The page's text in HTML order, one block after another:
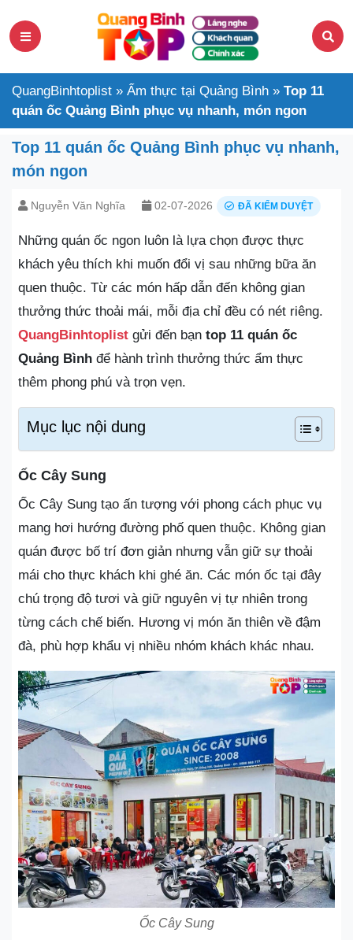
QuangBinhtoplist » Ẩm thực tại Quảng Bình » Top 11
quán ốc Quảng Bình phục vụ nhanh, món ngon
Top 11 quán ốc Quảng Bình phục vụ nhanh,
món ngon
Nguyễn Văn Nghĩa 02-07-2026 ĐÃ KIỂM DUYỆT
Những quán ốc ngon luôn là lựa chọn được thực
khách yêu thích khi muốn đổi vị sau những bữa ăn
quen thuộc. Từ các món hấp dẫn đến không gian
thưởng thức thoải mái, mỗi địa chỉ đều có nét riêng.
QuangBinhtoplist gửi đến bạn top 11 quán ốc
Quảng Bình để hành trình thưởng thức ẩm thực
thêm phong phú và trọn vẹn.
Mục lục nội dung
Ốc Cây Sung
Ốc Cây Sung tạo ấn tượng với phong cách phục vụ
mang hơi hướng đường phố quen thuộc. Không gian
quán được bố trí đơn giản nhưng vẫn giữ sự thoải
mái cho thực khách khi ghé ăn. Các món ốc tại đây
chú trọng độ tươi và giữ nguyên vị tự nhiên trong
từng cách chế biến. Hương vị món ăn thiên về đậm
đà, phù hợp khẩu vị nhiều nhóm khách khác nhau.
Ốc Cây Sung